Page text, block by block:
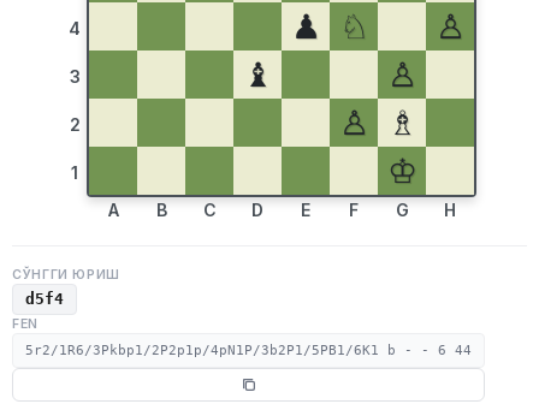
4
3
2
1
♟
♘
♙
♝
♙
♙
♗
♔
A B C D E F G H
СЎНГГИ ЮРИШ
d5f4
FEN
5r2/1R6/3Pkbp1/2P2p1p/4pN1P/3b2P1/5PB1/6K1 b - - 6 44